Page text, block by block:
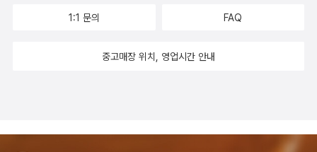
추천해요!#초등수학문제집 #초등수학문장제 #초등홈스쿨링 #초등
빠서 문장제를 못풀었었는데 6개월 정도 해놔서 이제야 수학문장제
시리즈는 국어도 영어도 수학도 다 유명하고 저희 동네 유명 수학학
문제집도 기적의 수학문장제 문제집으로 선택했습니다! ​3학년 1학기
1:1 문의 FAQ
중고매장 위치, 영업시간 안내